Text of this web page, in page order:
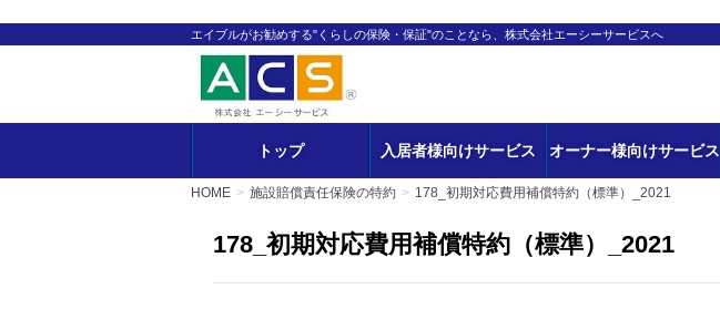
エイブルがお勧めする"くらしの保険・保証"のことなら、株式会社エーシーサービスへ
トップ 入居者様向けサービス オーナー様向けサービス
HOME 施設賠償責任保険の特約 178_初期対応費用補償特約（標準）_2021
178_初期対応費用補償特約（標準）_2021